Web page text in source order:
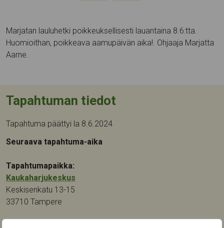
Marjatan lauluhetki poikkeuksellisesti lauantaina 8.6:tta.
Huomioithan, poikkeava aamupäivän aika!. Ohjaaja Marjatta
Aarne.
Tapahtuman tiedot
Tapahtuma päättyi la 8.6.2024
Seuraava tapahtuma-aika
Tapahtumapaikka:
Kaukaharjukeskus
Keskisenkatu 13-15
33710 Tampere